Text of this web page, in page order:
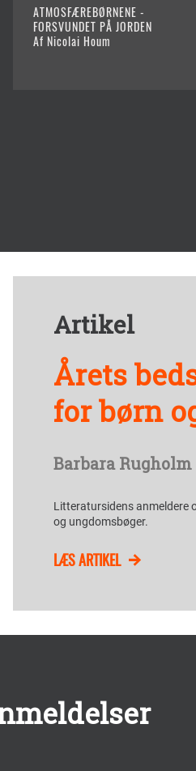
ATMOSFÆREBØRNENE -
FORSVUNDET PÅ JORDEN
Af Nicolai Houm
Artikel
Årets
for børn
Barbara Rugholm
Litteratursidens anmeldere
og ungdomsbøger.
LÆS ARTIKEL